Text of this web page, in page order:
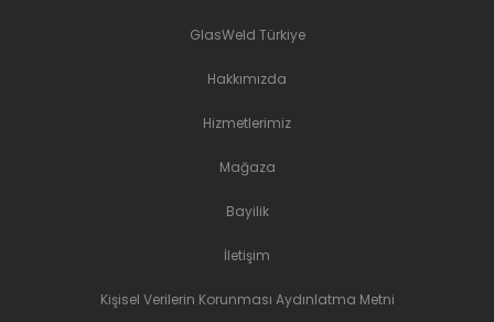
GlasWeld Türkiye
Hakkımızda
Hizmetlerimiz
Mağaza
Bayilik
İletişim
Kişisel Verilerin Korunması Aydınlatma Metni